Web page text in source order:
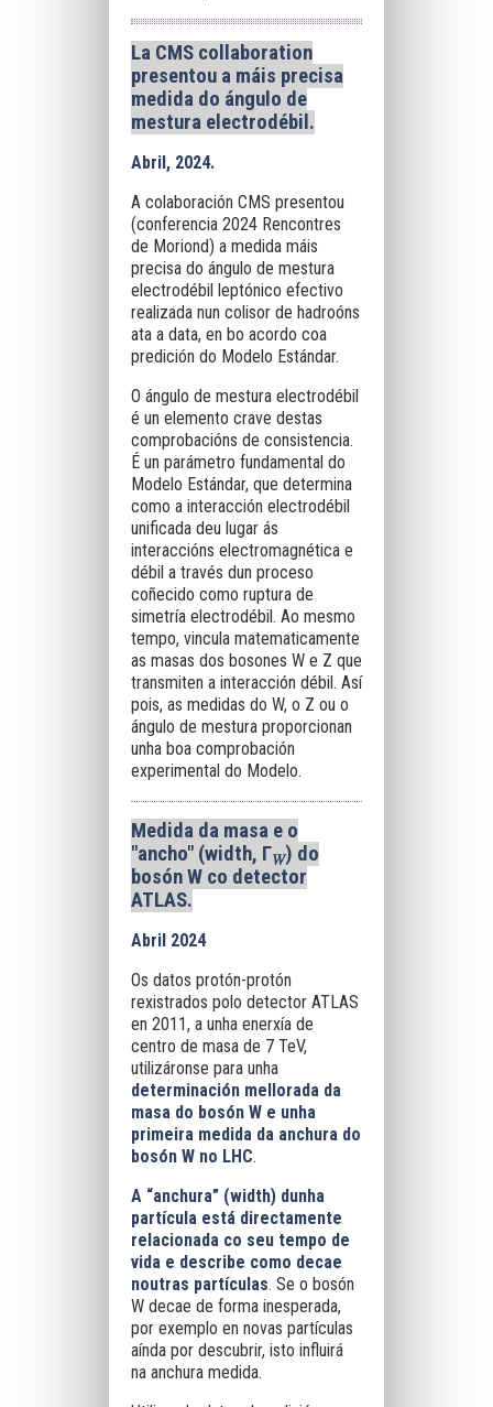
La CMS collaboration
presentou a máis precisa
medida do ángulo de
mestura electrodébil.
Abril, 2024.
A colaboración CMS presentou
(conferencia 2024 Rencontres
de Moriond) a medida máis
precisa do ángulo de mestura
electrodébil leptónico efectivo
realizada nun colisor de hadroóns
ata a data, en bo acordo coa
predición do Modelo Estándar.
O ángulo de mestura electrodébil
é un elemento crave destas
comprobacións de consistencia.
É un parámetro fundamental do
Modelo Estándar, que determina
como a interacción electrodébil
unificada deu lugar ás
interaccións electromagnética e
débil a través dun proceso
coñecido como ruptura de
simetría electrodébil. Ao mesmo
tempo, vincula matematicamente
as masas dos bosones W e Z que
transmiten a interacción débil. Así
pois, as medidas do W, o Z ou o
ángulo de mestura proporcionan
unha boa comprobación
experimental do Modelo.
Medida da masa e o
"ancho" (width, Γ𝑊) do
bosón W co detector
ATLAS.
Abril 2024
Os datos protón-protón
rexistrados polo detector ATLAS
en 2011, a unha enerxía de
centro de masa de 7 TeV,
utilizáronse para unha
determinación mellorada da
masa do bosón W e unha
primeira medida da anchura do
bosón W no LHC.
A “anchura” (width) dunha
partícula está directamente
relacionada co seu tempo de
vida e describe como decae
noutras partículas. Se o bosón
W decae de forma inesperada,
por exemplo en novas partículas
aínda por descubrir, isto influirá
na anchura medida.